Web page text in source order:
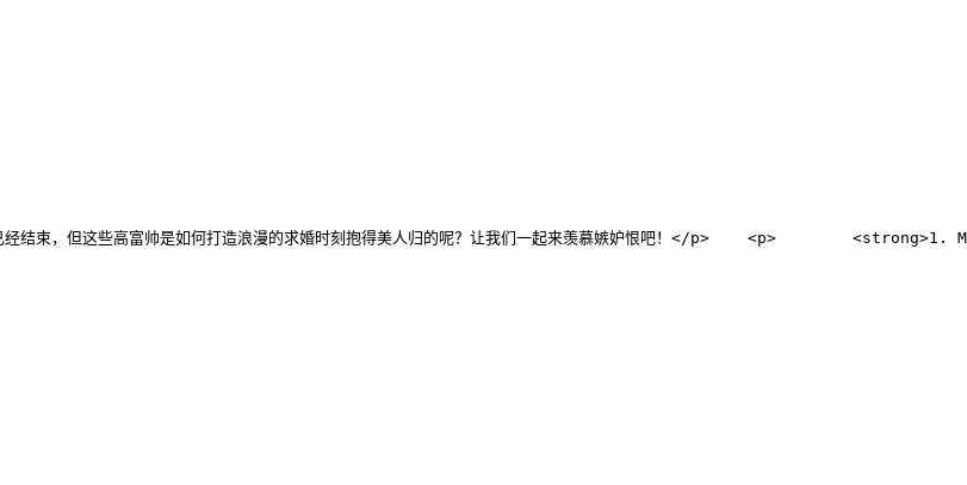
力赛已经结束，但这些高富帅是如何打造浪漫的求婚时刻抱得美人归的呢？让我们一起来羡慕嫉妒恨吧！</p>